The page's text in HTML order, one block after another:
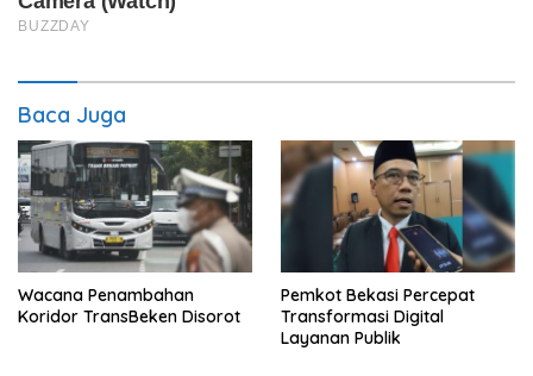
Baca Juga
Wacana Penambahan
Koridor TransBeken Disorot
Pemkot Bekasi Percepat
Transformasi Digital
Layanan Publik